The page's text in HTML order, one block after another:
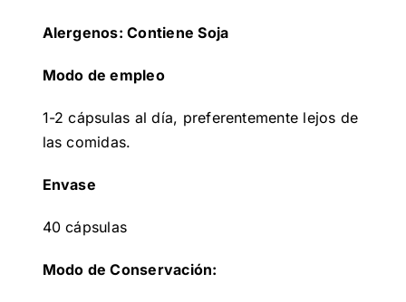
Alergenos: Contiene Soja
Modo de empleo
1-2 cápsulas al día, preferentemente lejos de
las comidas.
Envase
40 cápsulas
Modo de Conservación: